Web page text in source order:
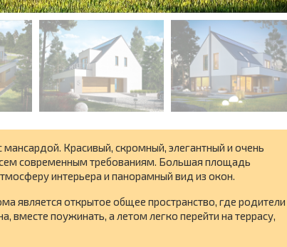
Красивый, скромный, элегантный и очень
современным требованиям. Большая площадь
интерьера и панорамный вид из окон.
является открытое общее пространство, где родители
вместе поужинать, а летом легко перейти на террасу,